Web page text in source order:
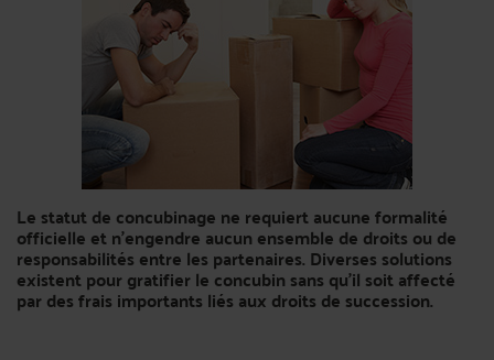
Le statut de concubinage ne requiert aucune formalité
officielle et n'engendre aucun ensemble de droits ou de
responsabilités entre les partenaires. Diverses solutions
existent pour gratifier le concubin sans qu'il soit affecté
par des frais importants liés aux droits de succession.